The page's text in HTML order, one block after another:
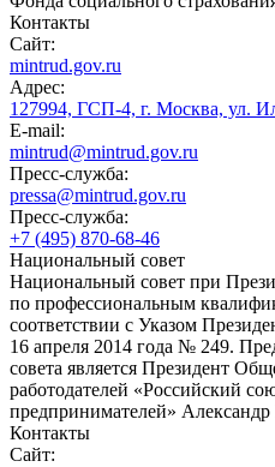
Контакты
Сайт:
mintrud.gov.ru
Адрес:
127994, ГСП-4, г. Москва, ул.
E-mail:
mintrud@mintrud.gov.ru
Пресс-служба:
pressa@mintrud.gov.ru
Пресс-служба:
+7 (495) 870-68-46
Национальный совет
Национальный совет при
по профессиональным
соответствии с Указом
16 апреля 2014 года № 249.
совета является Президент
работодателей «Российский
предпринимателей»
Контакты
Сайт: